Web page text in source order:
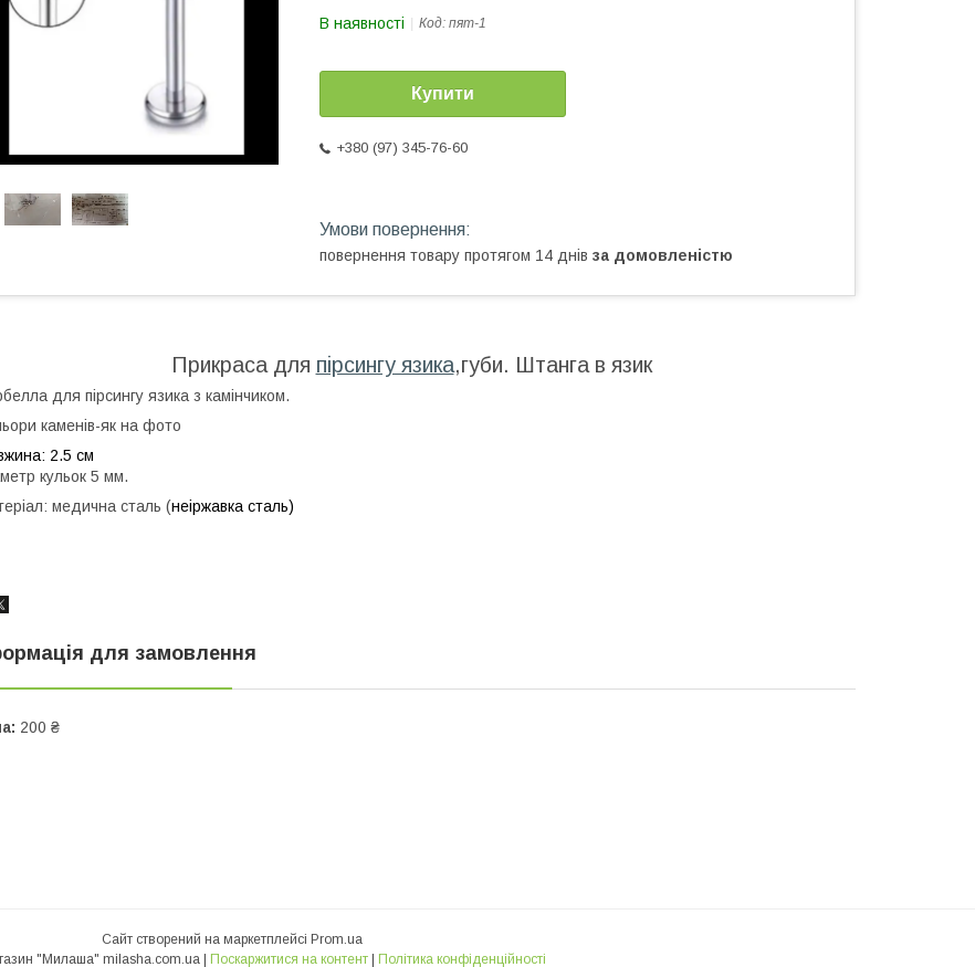
В наявності Код: пят-1
Купити
+380 (97) 345-76-60
повернення товару протягом 14 днів за домовленістю
Прикраса для пірсингу язика,губи. Штанга в язик
для пірсингу язика з камінчиком.
каменів-як на фото
2.5 см
кульок 5 мм.
медична сталь (неіржавка сталь)
для замовлення
200 ₴
Сайт створений на маркетплейсі Prom.ua
Интернет-магазин "Милаша" milasha.com.ua | Поскаржитися на контент | Політика конфіденційності